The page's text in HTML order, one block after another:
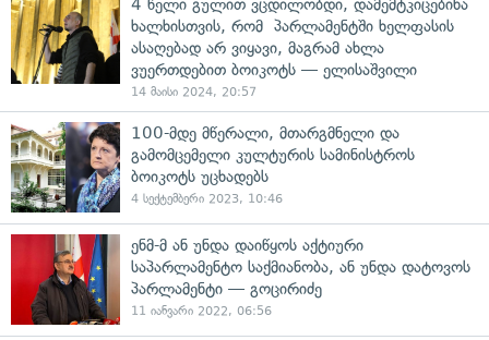
4 წელი გულით ვცდილობდი, დამემტკიცებინა
ხალხისთვის, რომ პარლამენტში ხელფასის
ასაღებად არ ვიყავი, მაგრამ ახლა
ვუერთდებით ბოიკოტს — ელისაშვილი
14 მაისი 2024, 20:57
100-მდე მწერალი, მთარგმნელი და
გამომცემელი კულტურის სამინისტროს
ბოიკოტს უცხადებს
4 სექტემბერი 2023, 10:46
ენმ-მ ან უნდა დაიწყოს აქტიური
საპარლამენტო საქმიანობა, ან უნდა დატოვოს
პარლამენტი — გოცირიძე
11 იანვარი 2022, 06:56